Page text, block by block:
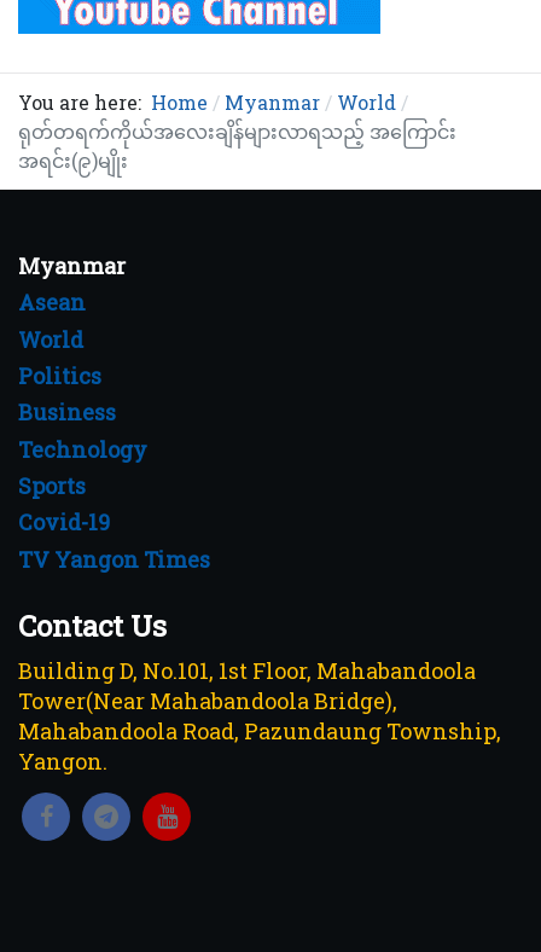
You are here: Home Myanmar
World
ရုတ်တရက်ကိုယ်အလေးချိန်များလာရသည့် အကြောင်း
အရင်း(၉)မျိုး
Myanmar
Asean
World
Politics
Business
Technology
Sports
Covid-19
TV Yangon Times
Contact Us
Building D, No.101, 1st Floor, Mahabandoola
Tower(Near Mahabandoola Bridge),
Mahabandoola Road, Pazundaung Township,
Yangon.